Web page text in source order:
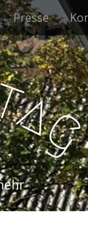
Presse
a